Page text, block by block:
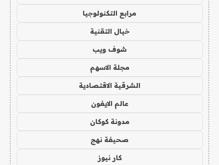
مرابع التكنولوجيا
خيال التقنية
شوف ويب
مجلة الاسهم
الشرقية الاقتصادية
عالم الايفون
مدونة كوكان
صحيفة نهج
كار نيوز